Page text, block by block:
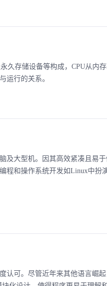
存储设备等构成，CPU从内
运行的关系。
及大型机。因其高效紧凑且易
程和操作系统开发如Linux中扮
可。尽管近年来其他语言崛